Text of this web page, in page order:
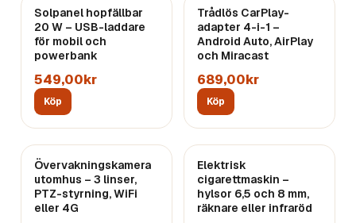
Solpanel hopfällbar
20 W – USB-laddare
för mobil och
powerbank
549,00kr
Köp
Trådlös CarPlay-
adapter 4-i-1 –
Android Auto, AirPlay
och Miracast
689,00kr
Köp
Övervakningskamera
utomhus – 3 linser,
PTZ-styrning, WiFi
eller 4G
Elektrisk
cigarettmaskin –
hylsor 6,5 och 8 mm,
räknare eller infraröd